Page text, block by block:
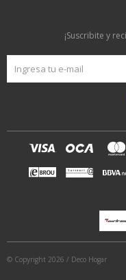
¡Suscribite y
© Copyright 2026 / Deco Hogar